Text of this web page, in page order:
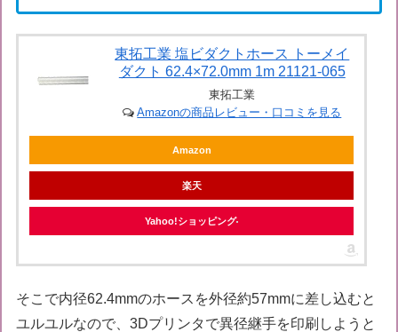
東拓工業 塩ビダクトホース トーメイ
ダクト 62.4×72.0mm 1m 21121-065
東拓工業
Amazonの商品レビュー・口コミを見る
Amazon
楽天
Yahoo!ショッピング
そこで内径62.4mmのホースを外径約57mmに差し込むと
ユルユルなので、3Dプリンタで異径継手を印刷しようと